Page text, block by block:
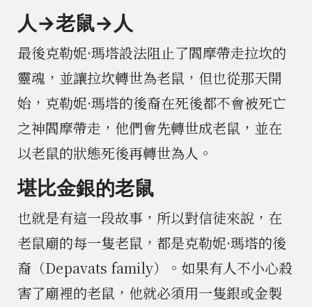
人→老鼠→人
最後克勒妮·瑪塔設法阻止了閻摩帶走拉坎的
靈魂，並讓拉坎轉世為老鼠，但也從那天開
始，克勒妮·瑪塔的後裔在死後都不會被死亡
之神閻摩帶走，他們會先轉世成老鼠，並在
以老鼠的狀態死後再轉世為人。
堪比金銀的老鼠
也就是有這一段故事，所以對信徒來說，在
老鼠廟的每一隻老鼠，都是克勒妮·瑪塔的後
裔（Depavats family）。如果有人不小心殺
害了廟裡的老鼠，他就必須用一隻銀或金製